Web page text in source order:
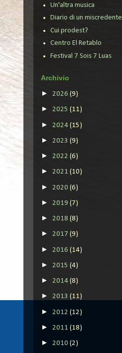
Un'altra musica
Diario di un miscredente
Cui prodest?
Centro El Retablo
Festival 7 Sois 7 Luas
Archivio
► 2026 (9)
► 2025 (11)
► 2024 (15)
► 2023 (9)
► 2022 (6)
► 2021 (10)
► 2020 (6)
► 2019 (7)
► 2018 (8)
► 2017 (9)
► 2016 (14)
► 2015 (4)
► 2014 (8)
► 2013 (11)
► 2012 (12)
► 2011 (18)
► 2010 (2)